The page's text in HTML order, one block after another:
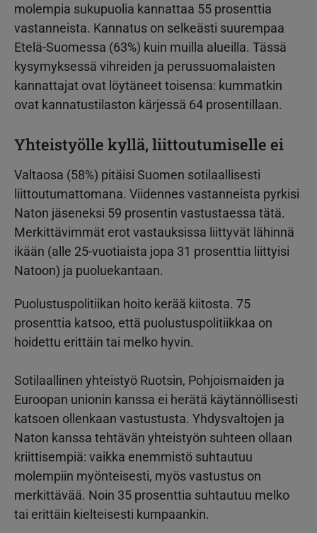
molempia sukupuolia kannattaa 55 prosenttia
vastanneista. Kannatus on selkeästi suurempaa
Etelä-Suomessa (63%) kuin muilla alueilla. Tässä
kysymyksessä vihreiden ja perussuomalaisten
kannattajat ovat löytäneet toisensa: kummatkin
ovat kannatustilaston kärjessä 64 prosentillaan.
Yhteistyölle kyllä, liittoutumiselle ei
Valtaosa (58%) pitäisi Suomen sotilaallisesti
liittoutumattomana. Viidennes vastanneista pyrkisi
Naton jäseneksi 59 prosentin vastustaessa tätä.
Merkittävimmät erot vastauksissa liittyvät lähinnä
ikään (alle 25-vuotiaista jopa 31 prosenttia liittyisi
Natoon) ja puoluekantaan.
Puolustuspolitiikan hoito kerää kiitosta. 75
prosenttia katsoo, että puolustuspolitiikkaa on
hoidettu erittäin tai melko hyvin.
Sotilaallinen yhteistyö Ruotsin, Pohjoismaiden ja
Euroopan unionin kanssa ei herätä käytännöllisesti
katsoen ollenkaan vastustusta. Yhdysvaltojen ja
Naton kanssa tehtävän yhteistyön suhteen ollaan
kriittisempiä: vaikka enemmistö suhtautuu
molempiin myönteisesti, myös vastustus on
merkittävää. Noin 35 prosenttia suhtautuu melko
tai erittäin kielteisesti kumpaankin.